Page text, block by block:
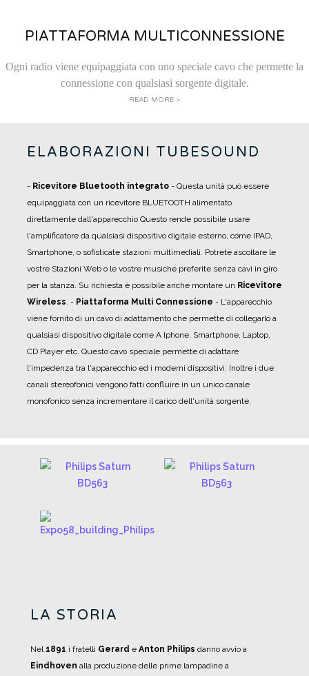
PIATTAFORMA MULTICONNESSIONE
Ogni radio viene equipaggiata con uno speciale cavo che permette la
connessione con qualsiasi sorgente digitale.
READ MORE >
ELABORAZIONI TUBESOUND
- Ricevitore Bluetooth integrato - Questa unità può essere
equipaggiata con un ricevitore BLUETOOTH alimentato
direttamente dall'apparecchio Questo rende possibile usare
l'amplificatore da qualsiasi dispositivo digitale esterno, come IPAD,
Smartphone, o sofisticate stazioni multimediali. Potrete ascoltare le
vostre Stazioni Web o le vostre musiche preferite senza cavi in giro
per la stanza. Su richiesta è possibile anche montare un Ricevitore
Wireless. - Piattaforma Multi Connessione - L'apparecchio
viene fornito di un cavo di adattamento che permette di collegarlo a
qualsiasi dispositivo digitale come A Iphone, Smartphone, Laptop,
CD Player etc. Questo cavo speciale permette di adattare
l'impedenza tra l'apparecchio ed i moderni dispositivi. Inoltre i due
canali stereofonici vengono fatti confluire in un unico canale
monofonico senza incrementare il carico dell'unità sorgente.
LA STORIA
Nel 1891 i fratelli Gerard e Anton Philips danno avvio a
Eindhoven alla produzione delle prime lampadine a